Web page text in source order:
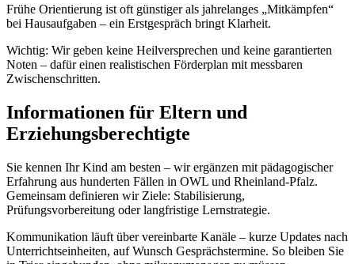
Frühe Orientierung ist oft günstiger als jahrelanges „Mitkämpfen“
bei Hausaufgaben – ein Erstgespräch bringt Klarheit.
Wichtig: Wir geben keine Heilversprechen und keine garantierten
Noten – dafür einen realistischen Förderplan mit messbaren
Zwischenschritten.
Informationen für Eltern und
Erziehungsberechtigte
Sie kennen Ihr Kind am besten – wir ergänzen mit pädagogischer
Erfahrung aus hunderten Fällen in OWL und Rheinland-Pfalz.
Gemeinsam definieren wir Ziele: Stabilisierung,
Prüfungsvorbereitung oder langfristige Lernstrategie.
Kommunikation läuft über vereinbarte Kanäle – kurze Updates nach
Unterrichtseinheiten, auf Wunsch Gesprächstermine. So bleiben Sie